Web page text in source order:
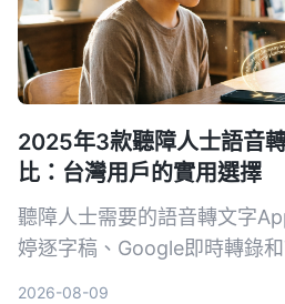
2025年3款聽障人士語音
比：台灣用戶的實用選擇
聽障人士需要的語音轉文字
婷逐字稿、Google即時轉錄
2026-08-09